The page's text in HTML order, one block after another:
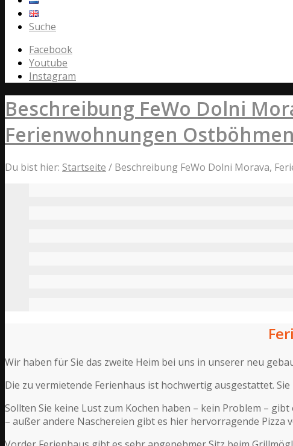
Suche
Facebook
Youtube
Instagram
Beschreibung FeWo Dolni
Ferienwohnungen Ostböhmen
Du bist hier: Startseite / Beschreibung FeWo Dolni Morava,
Wir haben für Sie das zweite Heim bei uns in unserer neu
Die zu vermietende Ferienhaus ist hochwertig ausgestattet.
Sollten Sie keine Lust zum Kochen haben – kein Problem –
– außer andere Naschereien gibt es hier hervorragende Pizza